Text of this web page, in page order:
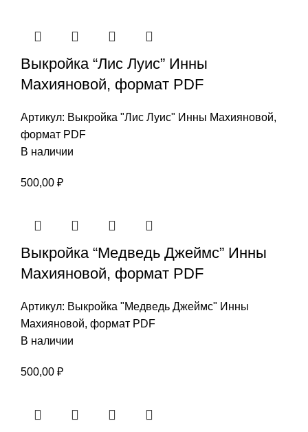
Выкройка “Лис Луис” Инны
Махияновой, формат PDF
Артикул: Выкройка "Лис Луис" Инны Махияновой,
формат PDF
В наличии
500,00 ₽
Выкройка “Медведь Джеймс” Инны
Махияновой, формат PDF
Артикул: Выкройка "Медведь Джеймс" Инны
Махияновой, формат PDF
В наличии
500,00 ₽